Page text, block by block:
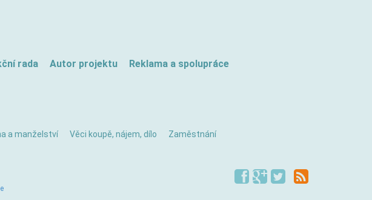
rada Autor projektu Reklama a spolupráce
a manželství Věci koupě, nájem, dílo Zaměstnání